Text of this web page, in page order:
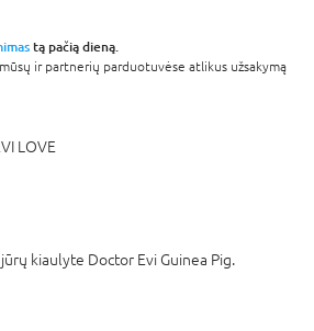
tą pačią dieną.
ir partnerių parduotuvėse atlikus užsakymą
LOVE
kiaulyte Doctor Evi Guinea Pig.